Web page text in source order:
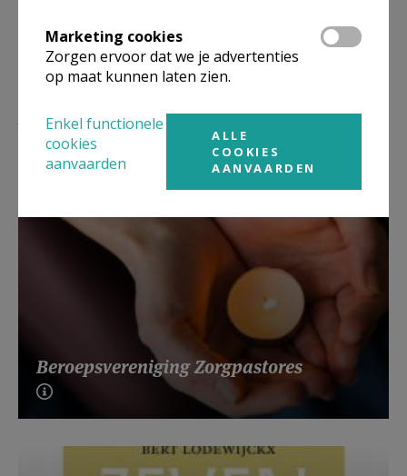
Lees meer
Beroepsvereniging Zorgpastores
Marketing cookies
Zorgen ervoor dat we je advertenties
op maat kunnen laten zien.
Enkel functionele
cookies
aanvaarden
ALLE
COOKIES
AANVAARDEN